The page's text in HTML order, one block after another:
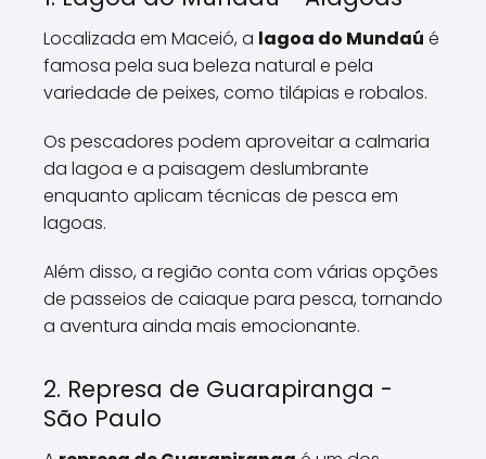
Localizada em Maceió, a lagoa do Mundaú é
famosa pela sua beleza natural e pela
variedade de peixes, como tilápias e robalos.
Os pescadores podem aproveitar a calmaria
da lagoa e a paisagem deslumbrante
enquanto aplicam técnicas de pesca em
lagoas.
Além disso, a região conta com várias opções
de passeios de caiaque para pesca, tornando
a aventura ainda mais emocionante.
2. Represa de Guarapiranga -
São Paulo